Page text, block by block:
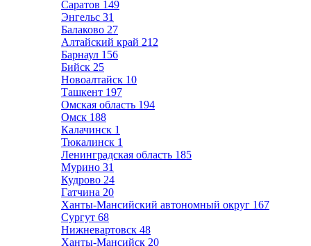
Саратов 149
Энгельс 31
Балаково 27
Алтайский край 212
Барнаул 156
Бийск 25
Новоалтайск 10
Ташкент 197
Омская область 194
Омск 188
Калачинск 1
Тюкалинск 1
Ленинградская область 185
Мурино 31
Кудрово 24
Гатчина 20
Ханты-Мансийский автономный округ 167
Сургут 68
Нижневартовск 48
Ханты-Мансийск 20